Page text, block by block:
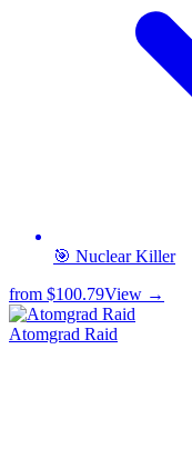
🎯 Nuclear Killer
from $100.79View →
Atomgrad Raid